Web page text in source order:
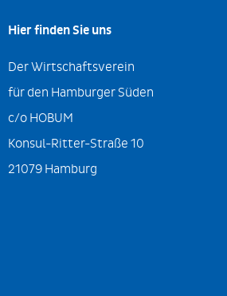
Hier finden Sie uns
Der Wirtschaftsverein
für den Hamburger Süden
c/o HOBUM
Konsul-Ritter-Straße 10
21079 Hamburg